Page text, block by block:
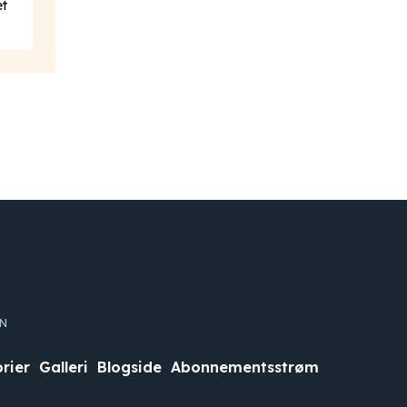
Galleri Blogside Abonnementsstrøm